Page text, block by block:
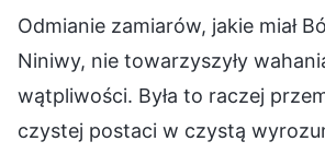
Odmianie zamiarów, jakie miał
Niniwy, nie towarzyszyły
wątpliwości. Była to raczej
czystej postaci w czystą